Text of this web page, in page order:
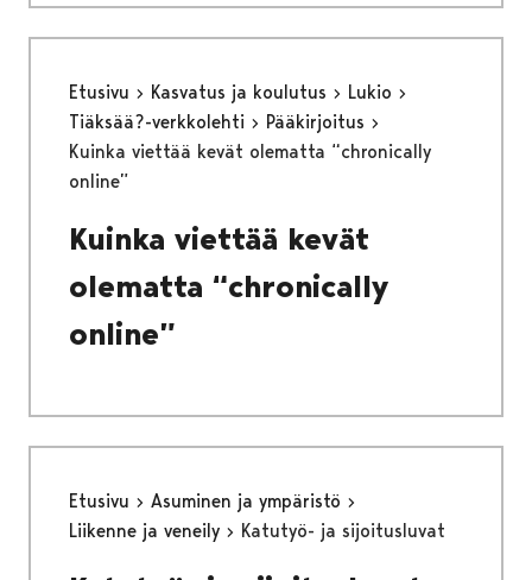
Etusivu Kasvatus ja koulutus
Lukio
Tiäksää?-verkkolehti
Pääkirjoitus
Kuinka viettää kevät olematta “chronically
online”
Kuinka viettää kevät
olematta “chronically
online”
Etusivu
Asuminen ja ympäristö
Liikenne ja veneily
Katutyö- ja sijoitusluvat